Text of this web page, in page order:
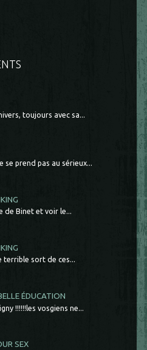
toujours avec sa...
se prend pas au sérieux...
de Binet et voir le...
terrible sort de ces...
ÉDUCATION
!!!!!!les vosgiens ne...
SEX